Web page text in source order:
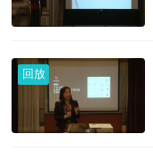
回放